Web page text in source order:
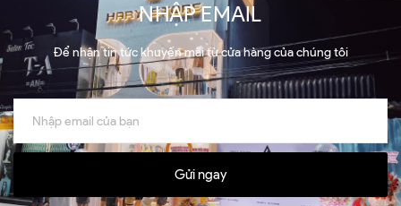
NHẬP EMAIL
Để nhận tin tức khuyến mãi từ cửa hàng của chúng tôi
Gửi ngay